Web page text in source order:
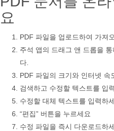
요
PDF 파일을 업로드하여 가져
주석 앱의 드래그 앤 드롭을
다.
PDF 파일의 크기와 인터넷 속
검색하고 수정할 텍스트를 입
수정할 대체 텍스트를 입력하
“편집” 버튼을 누르세요
수정 파일을 즉시 다운로드하